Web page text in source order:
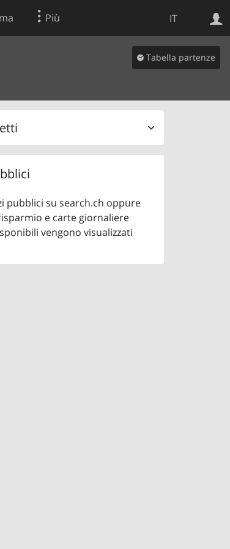
IT
Più
Tabella partenze
pubblici su search.ch oppure
e carte giornaliere
vengono visualizzati